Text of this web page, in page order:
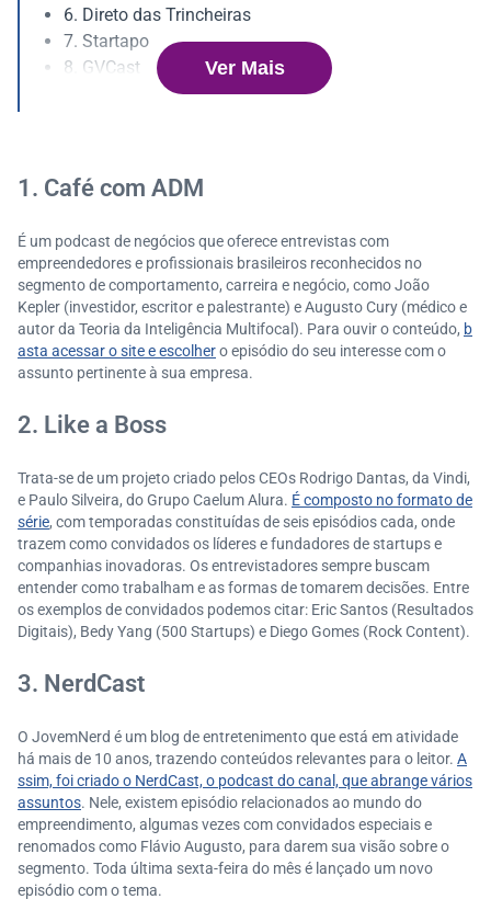
6. Direto das Trincheiras
7. Startapo
8. GVCast
9. Mentalidade Empreendedora
12. SEO sem segredos
13. Sacadas do Empreendedor
Ver Mais
1. Café com ADM
É um podcast de negócios que oferece entrevistas com
empreendedores e profissionais brasileiros reconhecidos no
segmento de comportamento, carreira e negócio, como João
Kepler (investidor, escritor e palestrante) e Augusto Cury (médico e
autor da Teoria da Inteligência Multifocal). Para ouvir o conteúdo, b
asta acessar o site e escolhero episódio do seu interesse com o
assunto pertinente à sua empresa.
2. Like a Boss
Trata-se de um projeto criado pelos CEOs Rodrigo Dantas, da Vindi,
e Paulo Silveira, do Grupo Caelum Alura. É composto no formato de
série, com temporadas constituídas de seis episódios cada, onde
trazem como convidados os líderes e fundadores de startups e
companhias inovadoras. Os entrevistadores sempre buscam
entender como trabalham e as formas de tomarem decisões. Entre
os exemplos de convidados podemos citar: Eric Santos (Resultados
Digitais), Bedy Yang (500 Startups) e Diego Gomes (Rock Content).
3. NerdCast
O JovemNerd é um blog de entretenimento que está em atividade
há mais de 10 anos, trazendo conteúdos relevantes para o leitor. A
ssim, foi criado o NerdCast, o podcast do canal, que abrange vários
assuntos. Nele, existem episódio relacionados ao mundo do
empreendimento, algumas vezes com convidados especiais e
renomados como Flávio Augusto, para darem sua visão sobre o
segmento. Toda última sexta-feira do mês é lançado um novo
episódio com o tema.